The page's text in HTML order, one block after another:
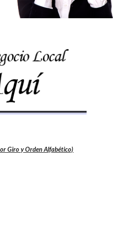
Giro y Orden Alfabético)